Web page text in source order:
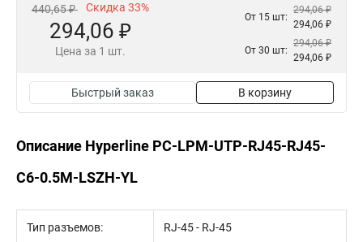
440,65 ₽ Скидка 33%
294,06 ₽
Цена за 1 шт.
От 15 шт:
294,06 ₽
294,06 ₽
От 30 шт:
294,06 ₽
294,06 ₽
Быстрый заказ В корзину
Описание Hyperline PC-LPM-UTP-RJ45-RJ45-
C6-0.5M-LSZH-YL
Тип разъемов: RJ-45 - RJ-45